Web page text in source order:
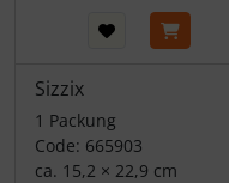
Sizzix
1 Packung
Code: 665903
ca. 15,2 × 22,9 cm